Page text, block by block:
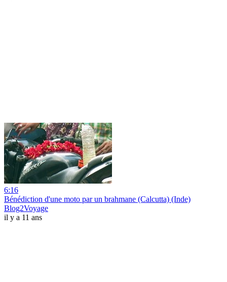
6:16
Bénédiction d'une moto par un brahmane (Calcutta) (Inde)
Blog2Voyage
il y a 11 ans